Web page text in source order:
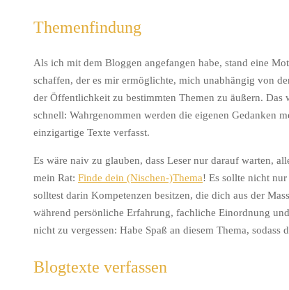
Themenfindung
Als ich mit dem Bloggen angefangen habe, stand eine
schaffen, der es mir ermöglichte, mich unabhängig von
der Öffentlichkeit zu bestimmten Themen zu äußern.
schnell: Wahrgenommen werden die eigenen Gedanken
einzigartige Texte verfasst.
Es wäre naiv zu glauben, dass Leser nur darauf warten,
mein Rat: Finde dein (Nischen-)Thema! Es sollte nicht
solltest darin Kompetenzen besitzen, die dich aus der
während persönliche Erfahrung, fachliche Einordnung
nicht zu vergessen: Habe Spaß an diesem Thema,
Blogtexte verfassen